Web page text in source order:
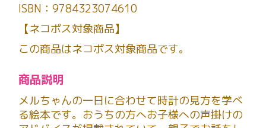
ISBN：9784323074610
【ネコポス対象商品】
この商品はネコポス対象商品です。
商品説明
メルちゃんの一日に合わせて時計の見方を学べ
る絵本です。おうちの方へお子様への声掛けの